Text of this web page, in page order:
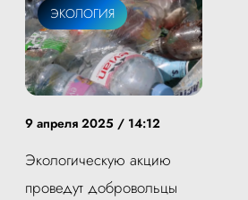
ЭКОЛОГИЯ
9 апреля 2025 / 14:12
Экологическую акцию
проведут добровольцы